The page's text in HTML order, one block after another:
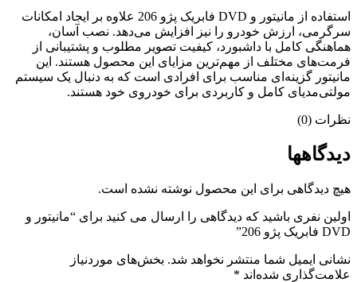
استفاده از مانیتور و DVD فابریک پژو 206 علاوه بر ایجاد امکانات
سرگرمی، ارزش خودرو را نیز افزایش می‌دهد. نصب آسان،
هماهنگی کامل با داشبورد، کیفیت تصویر مطلوب و پشتیبانی از
فرمت‌های مختلف از مهم‌ترین مزایای این محصول هستند. این
مانیتور گزینه‌ای مناسب برای افرادی است که به دنبال یک سیستم
مولتی‌مدیای کامل و کاربردی برای خودروی خود هستند.
نظرات (0)
دیدگاهها
هیچ دیدگاهی برای این محصول نوشته نشده است.
اولین نفری باشید که دیدگاهی را ارسال می کنید برای “مانیتور و
DVD فابریک پژو 206”
نشانی ایمیل شما منتشر نخواهد شد. بخش‌های موردنیاز
علامت‌گذاری شده‌اند *